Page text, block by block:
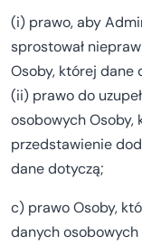
(i) prawo, aby
sprostował
Osoby, której dane
(ii) prawo do
osobowych Osoby,
przedstawienie
dane dotyczą;
c) prawo Osoby,
danych osobowych